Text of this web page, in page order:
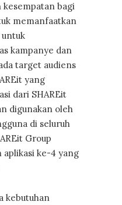
kesempatan bagi
memanfaatkan
kampanye dan
target audiens
yang
dari SHAREit
digunakan oleh
di seluruh
Group
aplikasi ke-4 yang
kebutuhan